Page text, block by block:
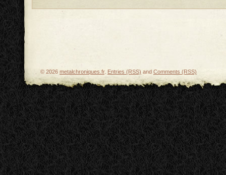
© 2026 metalchroniques.fr. Entries (RSS) and Comments (RSS)